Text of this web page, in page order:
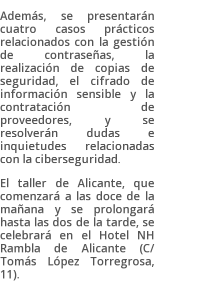
Además, se presentarán
cuatro casos prácticos
relacionados con la gestión
de contraseñas, la
realización de copias de
seguridad, el cifrado de
información sensible y la
contratación de
proveedores, y se
resolverán dudas e
inquietudes relacionadas
con la ciberseguridad.
El taller de Alicante, que
comenzará a las doce de la
mañana y se prolongará
hasta las dos de la tarde, se
celebrará en el Hotel NH
Rambla de Alicante (C/
Tomás López Torregrosa,
11).